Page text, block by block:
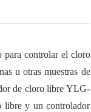
para controlar el cloro
u otras muestras de
de cloro libre YLG-
libre y un controlador